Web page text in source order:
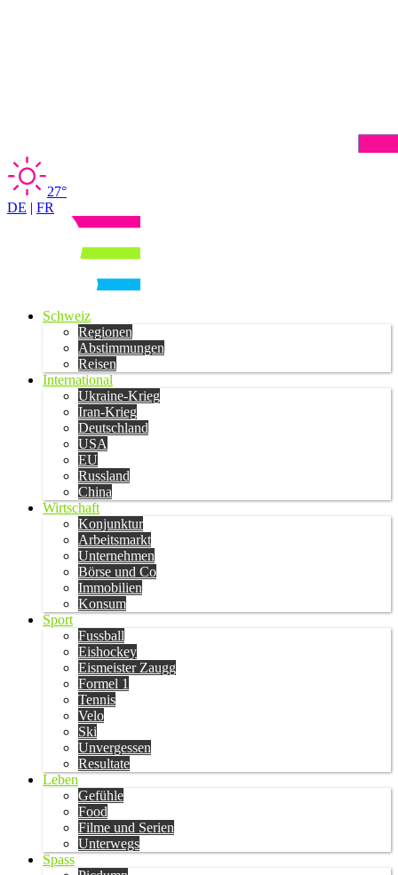
27°
DE | FR
Schweiz
Regionen
Abstimmungen
Reisen
International
Ukraine-Krieg
Iran-Krieg
Deutschland
USA
EU
Russland
China
Wirtschaft
Konjunktur
Arbeitsmarkt
Unternehmen
Börse und Co
Immobilien
Konsum
Sport
Fussball
Eishockey
Eismeister Zaugg
Formel 1
Tennis
Velo
Ski
Unvergessen
Resultate
Leben
Gefühle
Food
Filme und Serien
Unterwegs
Spass